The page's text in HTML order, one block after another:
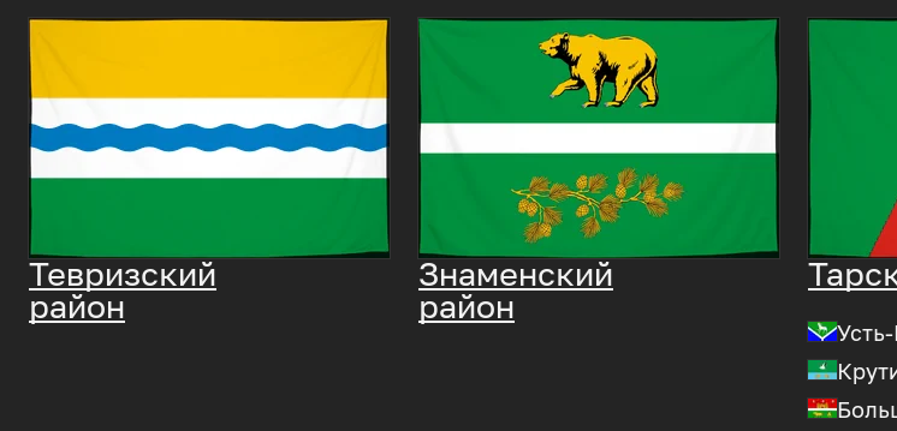
Тевризский
район
Знаменский
район